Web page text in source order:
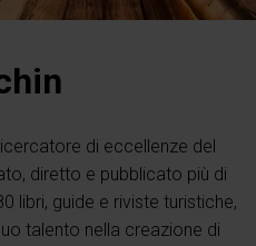
di eccellenze del
diretto e pubblicato più di
libri, guide e riviste turistiche,
talento nella creazione di